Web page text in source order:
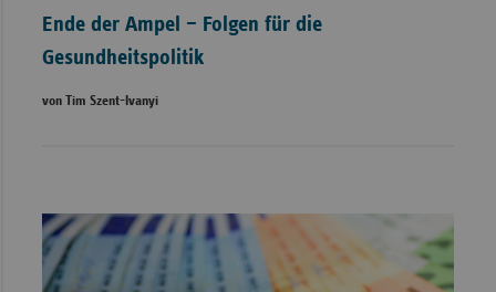
Ende der Ampel – Folgen für die
Gesundheitspolitik
von Tim Szent-Ivanyi